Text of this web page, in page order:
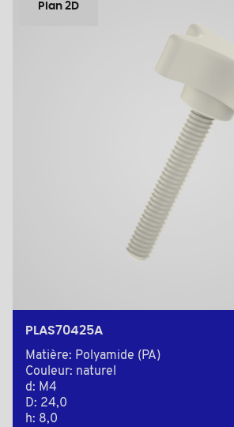
Plan 2D
PLAS70425A
Matière: Polyamide (PA)
Couleur: naturel
d: M4
D: 24,0
h: 8,0